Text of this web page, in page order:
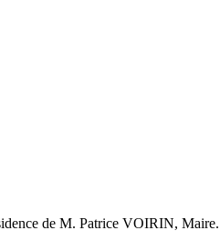
de M. Patrice VOIRIN, Maire.